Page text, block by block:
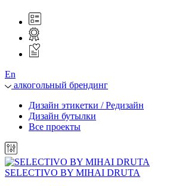
En
алкогольный брендинг
Дизайн этикетки / Редизайн
Дизайн бутылки
Все проекты
SELECTIVO BY MIHAI DRUTA